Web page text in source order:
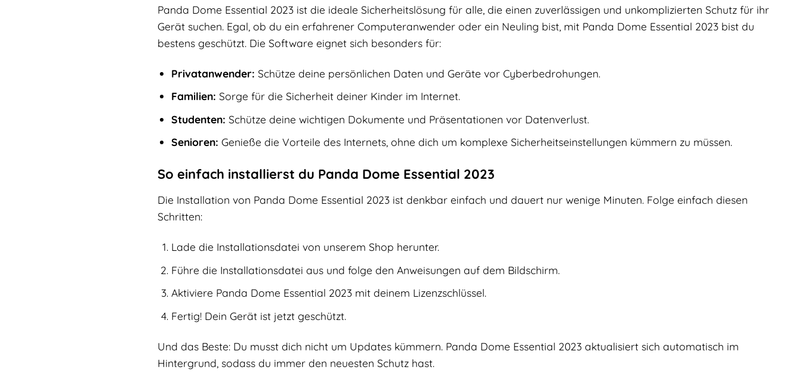
Panda Dome Essential 2023 ist die ideale Sicherheitslösung für alle, die einen zuverlässigen und unkomplizierten Schutz für ihr
Gerät suchen. Egal, ob du ein erfahrener Computeranwender oder ein Neuling bist, mit Panda Dome Essential 2023 bist du
bestens geschützt. Die Software eignet sich besonders für:
Privatanwender: Schütze deine persönlichen Daten und Geräte vor Cyberbedrohungen.
Familien: Sorge für die Sicherheit deiner Kinder im Internet.
Studenten: Schütze deine wichtigen Dokumente und Präsentationen vor Datenverlust.
Senioren: Genieße die Vorteile des Internets, ohne dich um komplexe Sicherheitseinstellungen kümmern zu müssen.
So einfach installierst du Panda Dome Essential 2023
Die Installation von Panda Dome Essential 2023 ist denkbar einfach und dauert nur wenige Minuten. Folge einfach diesen
Schritten:
Lade die Installationsdatei von unserem Shop herunter.
Führe die Installationsdatei aus und folge den Anweisungen auf dem Bildschirm.
Aktiviere Panda Dome Essential 2023 mit deinem Lizenzschlüssel.
Fertig! Dein Gerät ist jetzt geschützt.
Und das Beste: Du musst dich nicht um Updates kümmern. Panda Dome Essential 2023 aktualisiert sich automatisch im
Hintergrund, sodass du immer den neuesten Schutz hast.